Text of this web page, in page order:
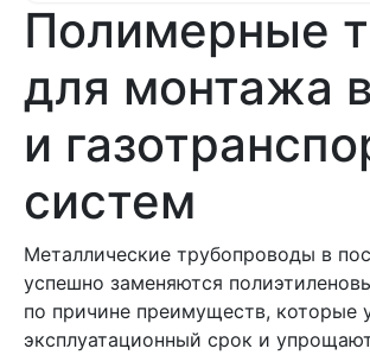
Полимерные
для монтажа
и
систем
Металлические трубопроводы в
успешно заменяются
по причине преимуществ, которые
эксплуатационный срок и